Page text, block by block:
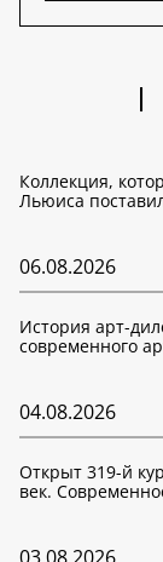
Коллекция,
Льюиса
06.08.2026
История арт-
современного
04.08.2026
Открыт 319-й
век.